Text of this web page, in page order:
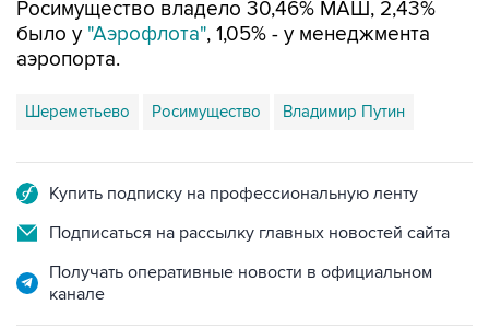
Росимущество владело 30,46% МАШ, 2,43%
было у "Аэрофлота", 1,05% - у менеджмента
аэропорта.
Шереметьево Росимущество Владимир Путин
Купить подписку на профессиональную ленту
Подписаться на рассылку главных новостей сайта
Получать оперативные новости в официальном
канале